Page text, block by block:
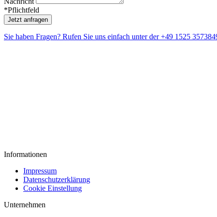
*Pflichtfeld
Jetzt anfragen
Sie haben Fragen? Rufen Sie uns einfach unter der+49 1525
Informationen
Impressum
Datenschutzerklärung
Cookie Einstellung
Unternehmen